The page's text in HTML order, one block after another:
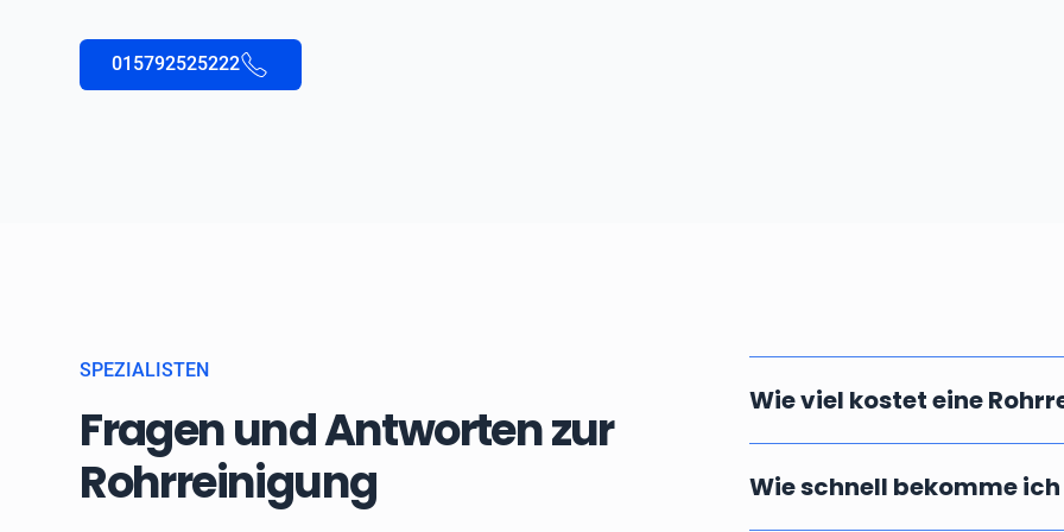
015792525222
SPEZIALISTEN
Fragen und Antworten zur
Rohrreinigung
Wie viel kostet eine
vor Ort ab. Massgebend dafür ist
Wie schnell bekomme